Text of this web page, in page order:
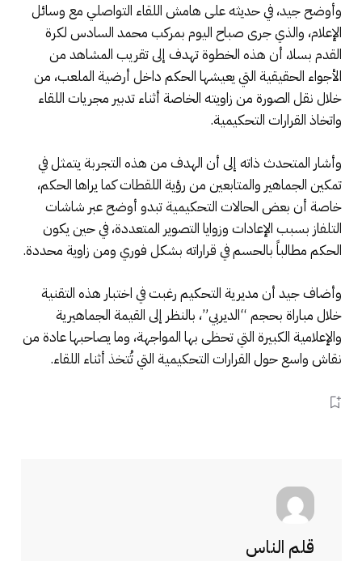
وأوضح جيد، في حديثه على هامش اللقاء التواصلي مع وسائل
الإعلام، والذي جرى صباح اليوم بمركب محمد السادس لكرة
القدم بسلا، أن هذه الخطوة تهدف إلى تقريب المشاهد من
الأجواء الحقيقية التي يعيشها الحكم داخل أرضية الملعب، من
خلال نقل الصورة من زاويته الخاصة أثناء تدبير مجريات اللقاء
واتخاذ القرارات التحكيمية.
وأشار المتحدث ذاته إلى أن الهدف من هذه التجربة يتمثل في
تمكين الجماهير والمتابعين من رؤية اللقطات كما يراها الحكم،
خاصة أن بعض الحالات التحكيمية تبدو أوضح عبر شاشات
التلفاز بسبب الإعادات وزوايا التصوير المتعددة، في حين يكون
الحكم مطالباً بالحسم في قراراته بشكل فوري ومن زاوية محددة.
وأضاف جيد أن مديرية التحكيم رغبت في اختبار هذه التقنية
خلال مباراة بحجم “الديربي”، بالنظر إلى القيمة الجماهيرية
والإعلامية الكبيرة التي تحظى بها المواجهة، وما يصاحبها عادة من
نقاش واسع حول القرارات التحكيمية التي تُتخذ أثناء اللقاء.
قلم الناس